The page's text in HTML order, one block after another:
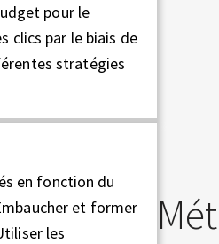
pour le
clics par le biais de
stratégies
en fonction du
et former
les